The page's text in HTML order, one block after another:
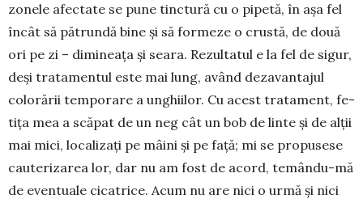
zonele afectate se pune tinctură cu o pipetă, în așa fel
încât să pătrundă bine și să formeze o crustă, de două
ori pe zi – dimineața și seara. Rezultatul e la fel de sigur,
deși tratamentul este mai lung, având dezavantajul
colorării temporare a unghiilor. Cu acest tratament, fe­
tița mea a scăpat de un neg cât un bob de linte și de alții
mai mici, localizați pe mâini și pe față; mi se propusese
cauterizarea lor, dar nu am fost de acord, temându-mă
de eventuale cicatrice. Acum nu are nici o urmă și nici